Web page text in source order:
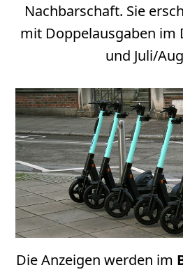
Nachbarschaft. Sie
mit Doppelausgaben im
und Juli/
Die Anzeigen werden im